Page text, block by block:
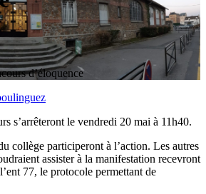
d’éloquence
s’arrêteront le vendredi 20 mai à 11h40.
collège participeront à l’action. Les autres
assister à la manifestation recevront
77, le protocole permettant de